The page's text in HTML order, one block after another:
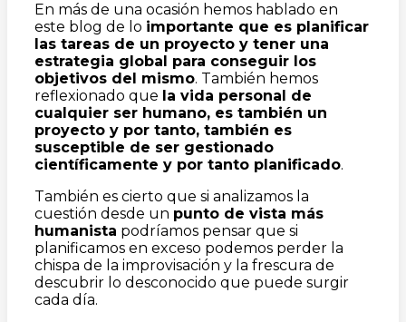
En más de una ocasión hemos hablado en
este blog de lo importante que es planificar
las tareas de un proyecto y tener una
estrategia global para conseguir los
objetivos del mismo. También hemos
reflexionado que la vida personal de
cualquier ser humano, es también un
proyecto y por tanto, también es
susceptible de ser gestionado
científicamente y por tanto planificado.
También es cierto que si analizamos la
cuestión desde un punto de vista más
humanista podríamos pensar que si
planificamos en exceso podemos perder la
chispa de la improvisación y la frescura de
descubrir lo desconocido que puede surgir
cada día.